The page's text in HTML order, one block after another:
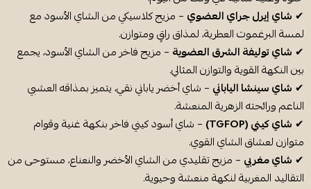
✔ شاي إيرل جراي العضوي – مزيج كلاسيكي من الشاي الأسود مع
لمسة البرغموت العطرية، لمذاق راقٍ ومتوازن.
✔ شاي توليفة الشرق العضوية – مزيج فاخر من الشاي الأسود، يجمع
بين النكهة القوية والتوازن المثالي.
✔ شاي سينشا الياباني – شاي أخضر ياباني نقي، يتميز بمذاقه العشبي
الناعم ورائحته الزهرية المنعشة.
✔ شاي كيني (TGFOP)
– شاي أسود كيني فاخر بنكهة غنية وقوام
متوازن لعشاق الشاي القوي.
✔ شاي مغربي – مزيج تقليدي من الشاي الأخضر والنعناع، مستوحى من
التقاليد المغربية لنكهة منعشة وحيوية.